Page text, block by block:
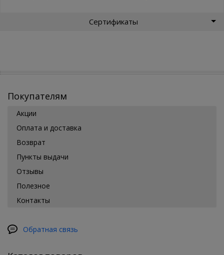
Сертификаты
Покупателям
Акции
Оплата и доставка
Возврат
Пункты выдачи
Отзывы
Полезное
Контакты
Обратная связь